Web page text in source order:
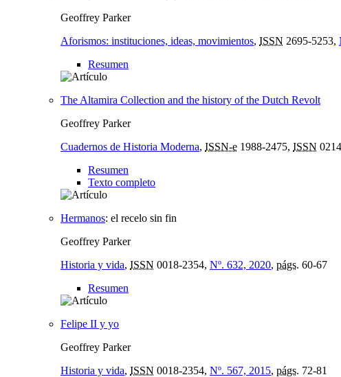
Geoffrey Parker
Aforismos: instituciones, ideas, movimientos, ISSN 2695-5253,
Resumen
The Altamira Collection and the history of the Dutch Revolt
Geoffrey Parker
Cuadernos de Historia Moderna, ISSN-e 1988-2475, ISSN
Resumen
Texto completo
Hermanos: el recelo sin fin
Geoffrey Parker
Historia y vida, ISSN 0018-2354, Nº. 632, 2020, págs. 60-67
Resumen
Felipe II y yo
Geoffrey Parker
Historia y vida, ISSN 0018-2354, Nº. 567, 2015, págs. 72-81